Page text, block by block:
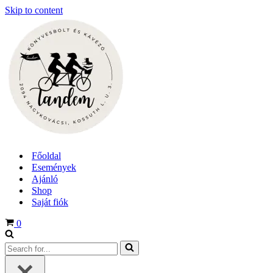
Skip to content
Főoldal
Események
Ajánló
Shop
Saját fiók
Cart
0
Search
for...